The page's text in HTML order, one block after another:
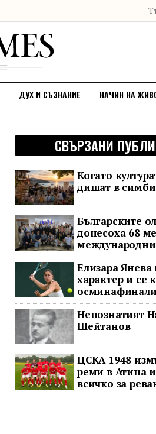
ДУХ И СЪЗНАНИЕ НАЧИН НА
СВЪРЗАНИ
Когато
дишат в
Българските
донесоха 68
Елизара Янева
характер и се
Варшава след
обрат
Непознатият
Шейтанов
ЦСКА 1948
реми в Атина
всичко за